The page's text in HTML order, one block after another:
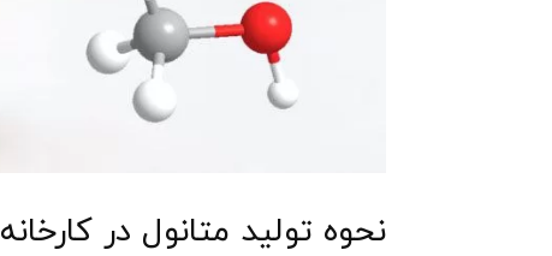
نحوه تولید متانول در کارخانه